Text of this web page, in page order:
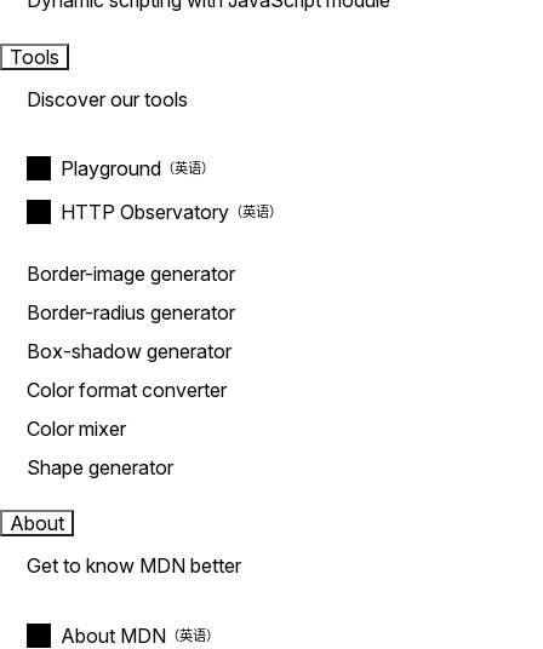
Tools
Discover our tools
Playground
HTTP Observatory
Border-image generator
Border-radius generator
Box-shadow generator
Color format converter
Color mixer
Shape generator
About
Get to know MDN better
About MDN